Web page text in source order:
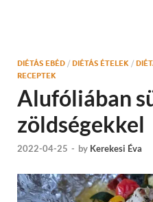
DIÉTÁS EBÉD / DIÉTÁS ÉTELEK /
RECEPTEK
Alufóliában
zöldségekkel
2022-04-25 - by Kerekesi Éva